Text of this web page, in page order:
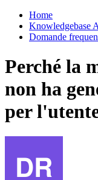
Home
Knowledgebase
Domande
Perché la
non ha
per